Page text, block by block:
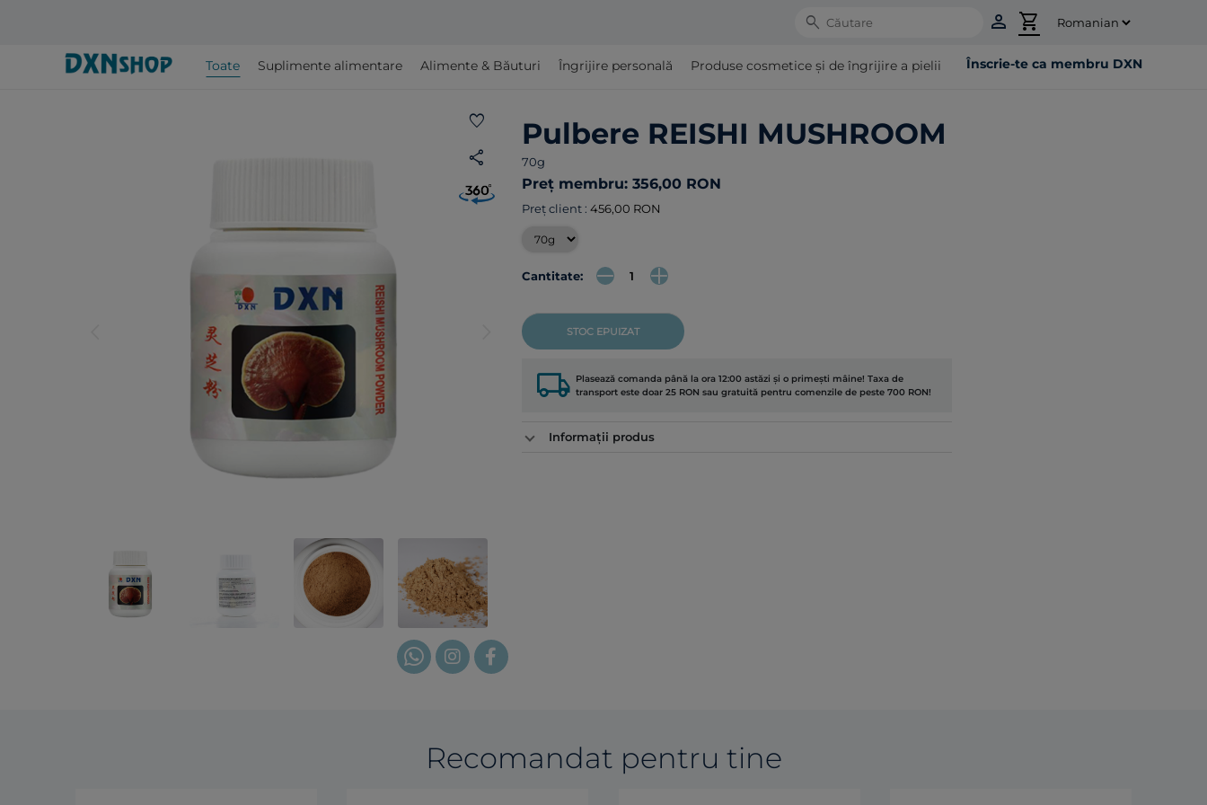
Search person shopping_cart
Toate Suplimente alimentare Alimente & Băuturi Îngrijire personală Produse cosmetice şi de îngrijire a pielii Înscrie-te ca membru DXN
favorite
share
Pulbere REISHI MUSHROOM
70g
Preț membru: 356,00 RON
Preț client : 456,00 RON
Cantitate:
STOC EPUIZAT
local_shipping Plasează comanda până la ora 12:00 astăzi și o primești mâine! Taxa de
transport este doar 25 RON sau gratuită pentru comenzile de peste 700 RON!
Informații produs
Recomandat pentru tine